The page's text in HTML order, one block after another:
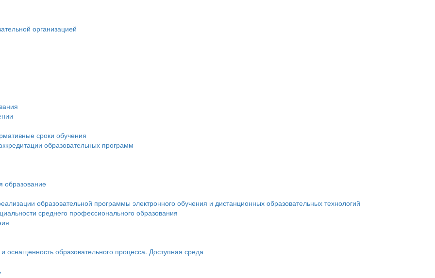
организацией
сроки обучения
образовательных программ
образование
образовательной программы электронного обучения и дистанционных образовательных технологий
среднего профессионального образования
оснащенность образовательного процесса. Доступная среда